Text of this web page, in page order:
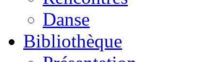
Danse
Bibliothèque